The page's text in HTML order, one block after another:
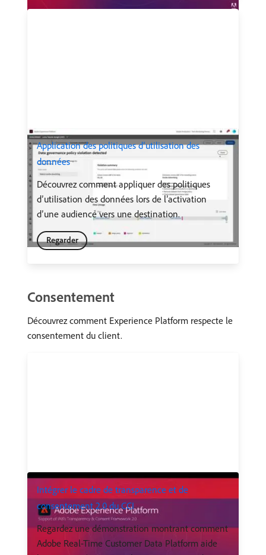
Application des politiques d’utilisation des
données
Découvrez comment appliquer des politiques
d’utilisation des données lors de l’activation
d’une audience vers une destination.
Regarder
Consentement
Découvrez comment Experience Platform respecte le
consentement du client.
Intégrer le cadre de transparence et de
consentement 2.0 du CCI
Regardez une démonstration montrant comment
Adobe Real-Time Customer Data Platform aide